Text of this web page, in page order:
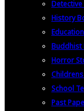
History
Buddhist
Horror
School
Past